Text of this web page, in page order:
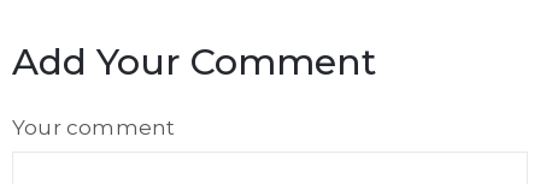
Add Your Comment
Your comment